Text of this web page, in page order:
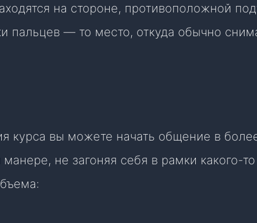
на стороне, противоположной
пальцев — то место, откуда обычно
курса вы можете начать общение в
не загоняя себя в рамки какого-то